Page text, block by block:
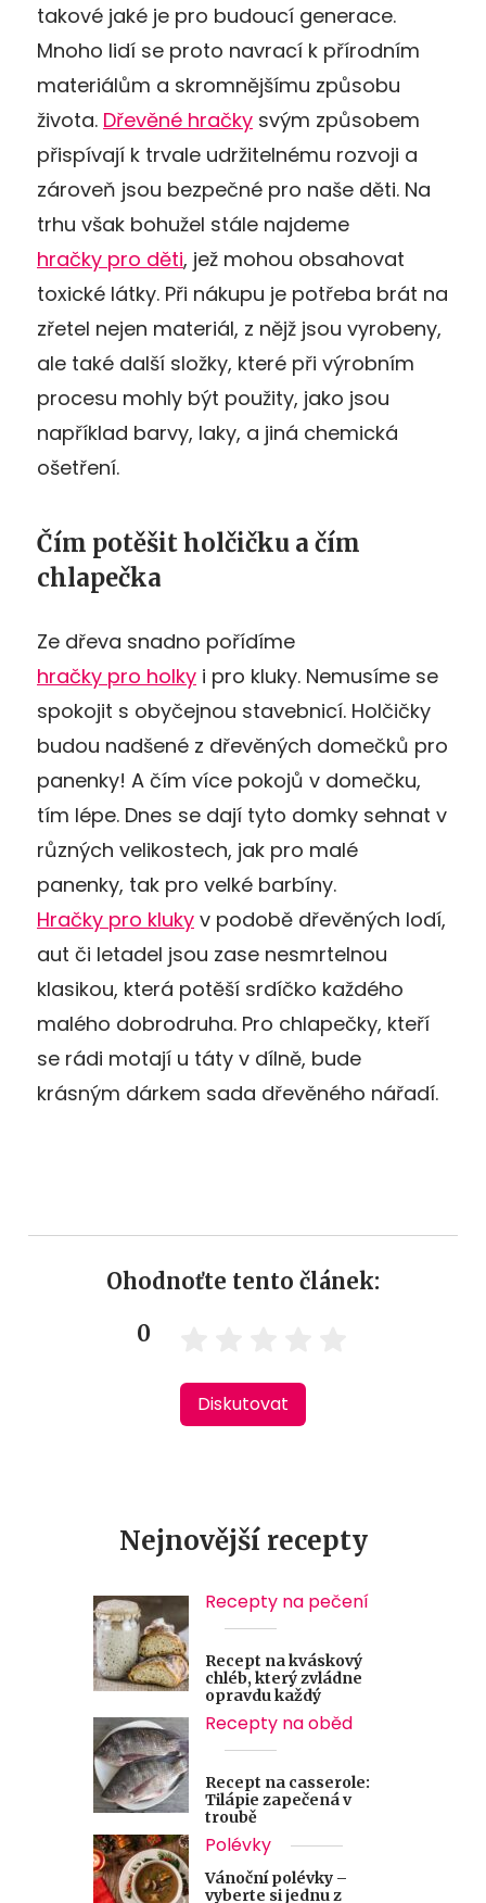
takové jaké je pro budoucí generace.
Mnoho lidí se proto navrací k přírodním
materiálům a skromnějšímu způsobu
života. Dřevěné hračky svým způsobem
přispívají k trvale udržitelnému rozvoji a
zároveň jsou bezpečné pro naše děti. Na
trhu však bohužel stále najdeme
hračky pro děti, jež mohou obsahovat
toxické látky. Při nákupu je potřeba brát na
zřetel nejen materiál, z nějž jsou vyrobeny,
ale také další složky, které při výrobním
procesu mohly být použity, jako jsou
například barvy, laky, a jiná chemická
ošetření.
Čím potěšit holčičku a čím
chlapečka
Ze dřeva snadno pořídíme
hračky pro holky i pro kluky. Nemusíme se
spokojit s obyčejnou stavebnicí. Holčičky
budou nadšené z dřevěných domečků pro
panenky! A čím více pokojů v domečku,
tím lépe. Dnes se dají tyto domky sehnat v
různých velikostech, jak pro malé
panenky, tak pro velké barbíny.
Hračky pro kluky v podobě dřevěných lodí,
aut či letadel jsou zase nesmrtelnou
klasikou, která potěší srdíčko každého
malého dobrodruha. Pro chlapečky, kteří
se rádi motají u táty v dílně, bude
krásným dárkem sada dřevěného nářadí.
Ohodnoťte tento článek:
0
Diskutovat
Nejnovější recepty
Recepty na pečení
Recept na kváskový
chléb, který zvládne
opravdu každý
Recepty na oběd
Recept na casserole:
Tilápie zapečená v
troubě
Polévky
Vánoční polévky –
vyberte si jednu z